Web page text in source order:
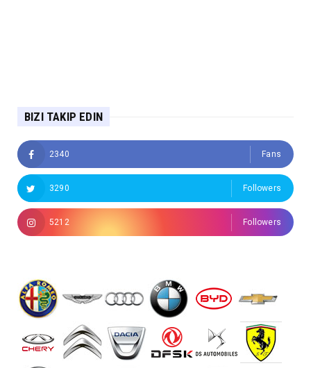
BIZI TAKIP EDIN
2340 Fans
3290 Followers
5212 Followers